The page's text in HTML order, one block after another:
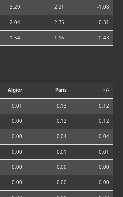
3.29 2.21 -1.08
2.04 2.35 0.31
1.54 1.96 0.43
Algier Paris +/-
0.01 0.13 0.12
0.00 0.12 0.12
0.00 0.04 0.04
0.00 0.01 0.01
0.00 0.00 0.00
0.00 0.00 0.00